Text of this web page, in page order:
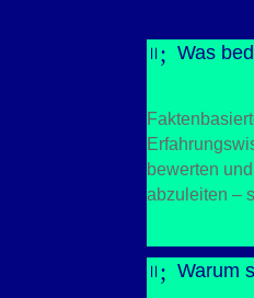
=; Was
bewerten
abzuleiten –
=; Warum